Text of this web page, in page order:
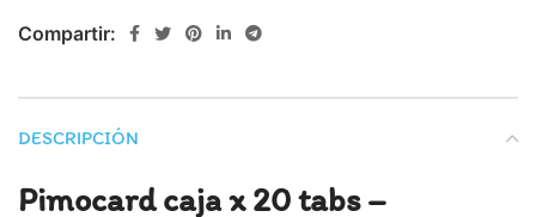
Compartir:
DESCRIPCIÓN
Pimocard caja x 20 tabs –